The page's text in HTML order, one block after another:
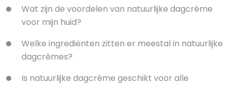
Wat zijn de voordelen van natuurlijke dagcrème
voor mijn huid?
Welke ingrediënten zitten er meestal in natuurlijke
dagcrèmes?
Is natuurlijke dagcrème geschikt voor alle